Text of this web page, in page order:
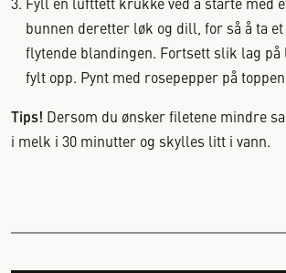
Fyll en lufttett krukke ved å starte med
bunnen deretter løk og dill, for så å ta
flytende blandingen. Fortsett slik lag
fylt opp. Pynt med rosepepper på
Tips! Dersom du ønsker filetene mindre
i melk i 30 minutter og skylles litt i vann.